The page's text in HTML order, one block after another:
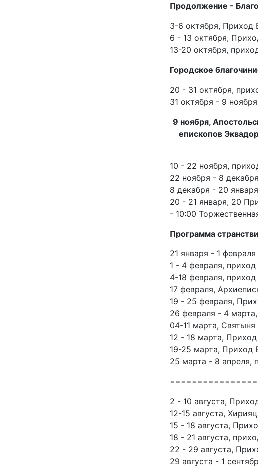
Продолжение -
3-6 октября, Приход
6 - 13 октября,
13-20 октября,
Городское
20 - 31 октября,
31 октября - 9
9 ноября,
епископов
10 - 22 ноября,
22 ноября - 8
8 декабря - 20
20 - 21 января, 20
- 10:00
Программа
21 января - 1
1 - 4 февраля,
4-18 февраля,
17 февраля,
19 - 25 февраля,
26 февраля - 4
04-11 марта,
12 - 18 марта,
19-25 марта, Приход
25 марта - 8 апреля,
2 - 10 августа,
12-15 августа,
15 - 18 августа,
18 - 21 августа,
22 - 29 августа,
29 августа - 1